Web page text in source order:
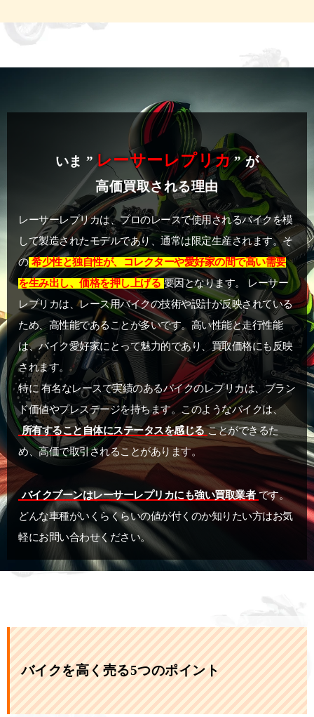
いま ” レーサーレプリカ” が
高価買取される理由
レーサーレプリカは、プロのレースで使用されるバイクを模
して製造されたモデルであり、通常は限定生産されます。そ
の 希少性と独自性が、コレクターや愛好家の間で高い需要
を生み出し、価格を押し上げる 要因となります。 レーサー
レプリカは、レース用バイクの技術や設計が反映されている
ため、高性能であることが多いです。高い性能と走行性能
は、バイク愛好家にとって魅力的であり、買取価格にも反映
されます。
特に 有名なレースで実績のあるバイクのレプリカは、ブラン
ド価値やプレステージを持ちます。このようなバイクは、
所有すること自体にステータスを感じる ことができるた
め、高価で取引されることがあります。
バイクブーンはレーサーレプリカにも強い買取業者 です。
どんな車種がいくらくらいの値が付くのか知りたい方はお気
軽にお問い合わせください。
バイクを高く売る5つのポイント